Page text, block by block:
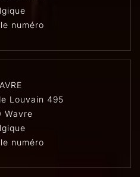
numéro
Louvain 495
Wavre
numéro